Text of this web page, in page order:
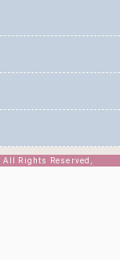
Rights Reserved,